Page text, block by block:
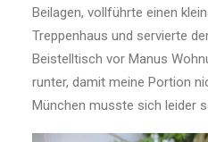
Beilagen, vollführte einen
Treppenhaus und servierte
Beistelltisch vor Manus
runter, damit meine Portion
München musste sich leider